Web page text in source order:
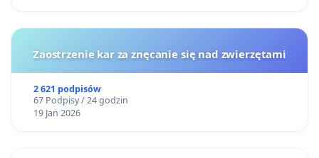
Zaostrzenie kar za znęcanie się nad zwierzętami
2 621 podpisów
67 Podpisy / 24 godzin
19 Jan 2026